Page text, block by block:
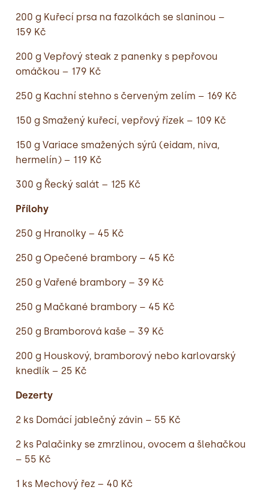
200 g Kuřecí prsa na fazolkách se slaninou –
159 Kč
200 g Vepřový steak z panenky s pepřovou
omáčkou – 179 Kč
250 g Kachní stehno s červeným zelím – 169 Kč
150 g Smažený kuřecí, vepřový řízek – 109 Kč
150 g Variace smažených sýrů (eidam, niva,
hermelín) – 119 Kč
300 g Řecký salát – 125 Kč
Přílohy
250 g Hranolky – 45 Kč
250 g Opečené brambory – 45 Kč
250 g Vařené brambory – 39 Kč
250 g Mačkané brambory – 45 Kč
250 g Bramborová kaše – 39 Kč
200 g Houskový, bramborový nebo karlovarský
knedlík – 25 Kč
Dezerty
2 ks Domácí jablečný závin – 55 Kč
2 ks Palačinky se zmrzlinou, ovocem a šlehačkou
– 55 Kč
1 ks Mechový řez – 40 Kč